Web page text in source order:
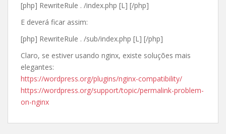
[php] RewriteRule . /index.php [L] [/php]
E deverá ficar assim:
[php] RewriteRule . /sub/index.php [L] [/php]
Claro, se estiver usando nginx, existe soluções mais
elegantes:
https://wordpress.org/plugins/nginx-compatibility/
https://wordpress.org/support/topic/permalink-problem-
on-nginx